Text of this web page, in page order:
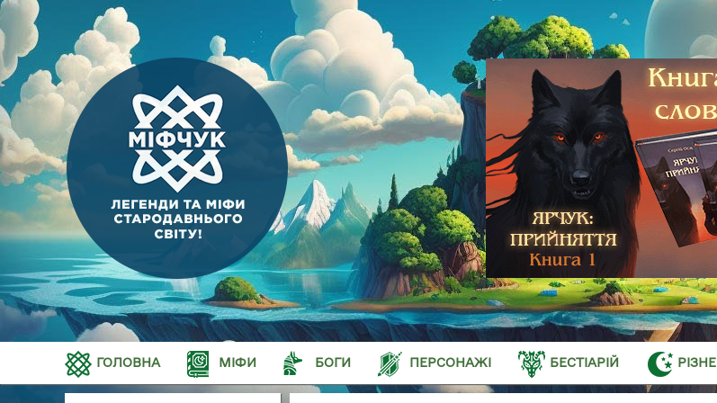
ГОЛОВНА МІФИ БОГИ ПЕРСОНАЖІ БЕСТІАРІЙ РІЗНЕ